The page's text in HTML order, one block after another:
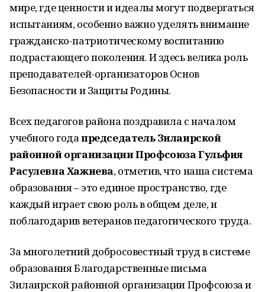
мире, где ценности и идеалы могут подвергаться
испытаниям, особенно важно уделять внимание
гражданско-патриотическому воспитанию
подрастающего поколения. И здесь велика роль
преподавателей-организаторов Основ
Безопасности и Защиты Родины.
Всех педагогов района поздравила с началом
учебного годапредседатель Зилаирской
районной организации Профсоюза Гульфия
Расулевна Хажиева, отметив, что наша система
образования – это единое пространство, где
каждый играет свою роль в общем деле, и
поблагодарив ветеранов педагогического труда.
За многолетний добросовестный труд в системе
образования Благодарственные письма
Зилаирской районной организации Профсоюза и